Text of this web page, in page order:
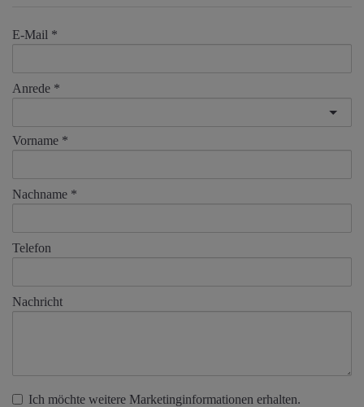
E-Mail
Anrede
Vorname
Nachname
Telefon
Nachricht
Ich möchte weitere Marketinginformationen erhalten.